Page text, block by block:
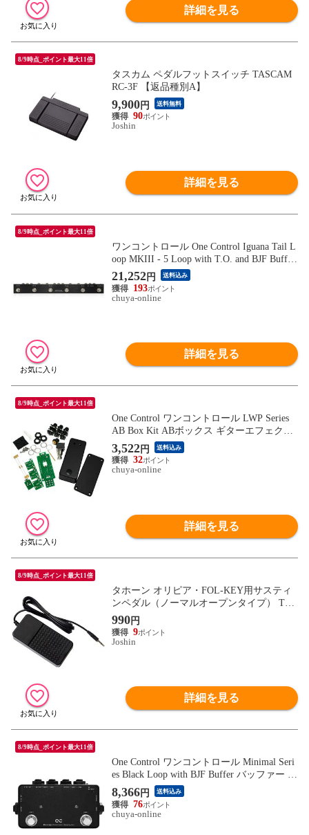
詳細を見る
8/9時点_ポイント最大11倍
タスカム ペダルフットスイッチ TASCAM
RC-3F 【返品種別A】
9,900円 送料無料
90
Joshin
詳細を見る
8/9時点_ポイント最大11倍
ワンコントロール One Control Iguana Tail L
oop MKIII - 5 Loop with T.O. and BJF Buffer
- ループスイッチャー
21,252円 送料込み
193
chuya-online
詳細を見る
8/9時点_ポイント最大11倍
One Control ワンコントロール LWP Series
AB Box Kit ABボックス ギターエフェクタ
ー制作キット
3,522円 送料込み
32
chuya-online
詳細を見る
8/9時点_ポイント最大11倍
タホーン オリピア・FOL-KEY用サスティ
ンペダル（ノーマルオープンタイプ） TAH
ORNG OPSP2NO 【返品種別A】
990円
9
Joshin
詳細を見る
8/9時点_ポイント最大11倍
One Control ワンコントロール Minimal Seri
es Black Loop with BJF Buffer バッファー ル
ープスイッチャー ギターエフェクター
8,366円 送料込み
76
chuya-online